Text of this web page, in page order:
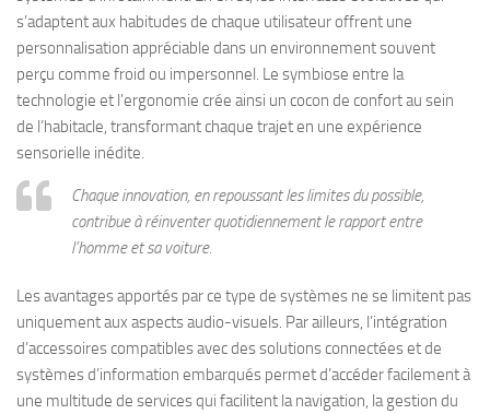
s’adaptent aux habitudes de chaque utilisateur offrent une
personnalisation appréciable dans un environnement souvent
perçu comme froid ou impersonnel. Le symbiose entre la
technologie et l’ergonomie crée ainsi un cocon de confort au sein
de l’habitacle, transformant chaque trajet en une expérience
sensorielle inédite.
Chaque innovation, en repoussant les limites du possible,
contribue à réinventer quotidiennement le rapport entre
l’homme et sa voiture.
Les avantages apportés par ce type de systèmes ne se limitent pas
uniquement aux aspects audio-visuels. Par ailleurs, l’intégration
d’accessoires compatibles avec des solutions connectées et de
systèmes d’information embarqués permet d’accéder facilement à
une multitude de services qui facilitent la navigation, la gestion du